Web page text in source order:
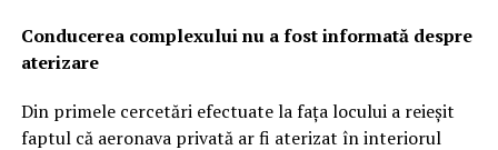
Conducerea complexului nu a fost informată despre
aterizare
Din primele cercetări efectuate la fața locului a reieșit
faptul că aeronava privată ar fi aterizat în interiorul